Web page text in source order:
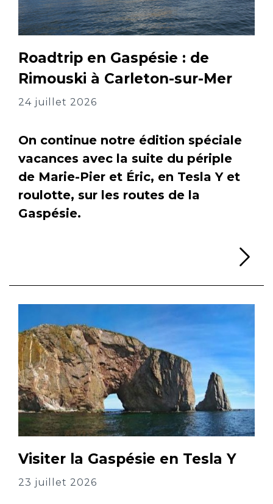
Roadtrip en Gaspésie : de
Rimouski à Carleton-sur-Mer
24 juillet 2026
On continue notre édition spéciale
vacances avec la suite du périple
de Marie-Pier et Éric, en Tesla Y et
roulotte, sur les routes de la
Gaspésie.
Visiter la Gaspésie en Tesla Y
23 juillet 2026